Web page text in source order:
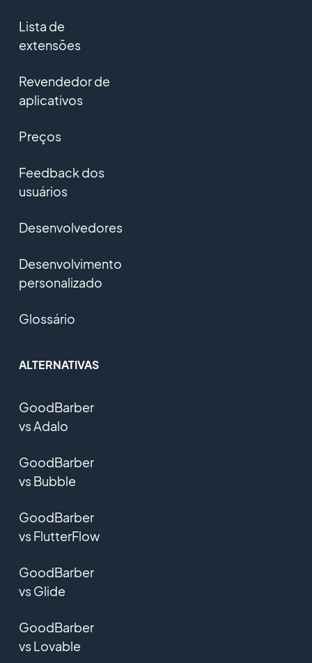
Lista de
extensões
Revendedor de
aplicativos
Preços
Feedback dos
usuários
Desenvolvedores
Desenvolvimento
personalizado
Glossário
ALTERNATIVAS
GoodBarber
vs Adalo
GoodBarber
vs Bubble
GoodBarber
vs FlutterFlow
GoodBarber
vs Glide
GoodBarber
vs Lovable